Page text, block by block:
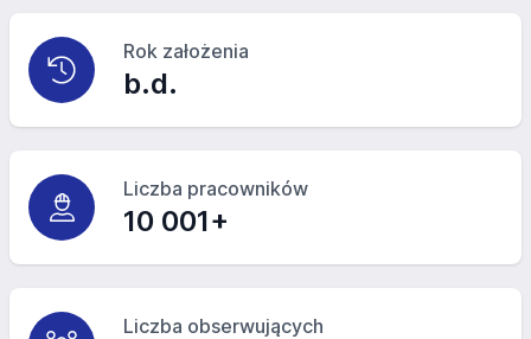
Rok założenia
b.d.
Liczba pracowników
10 001+
Liczba obserwujących